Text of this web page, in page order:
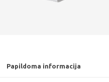
Papildoma informacija